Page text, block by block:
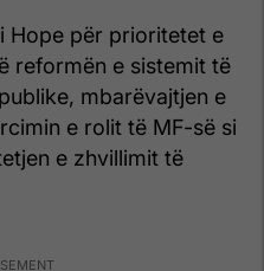
Hope për prioritetet e
reformën e sistemit të
mbarëvajtjen e
e rolit të MF-së si
e zhvillimit të